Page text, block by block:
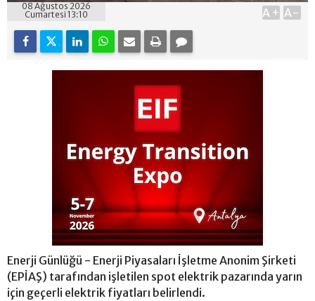
08 Ağustos 2026
Cumartesi 13:10
A+ A-
Enerji Günlüğü - Enerji Piyasaları İşletme Anonim Şirketi
(EPİAŞ) tarafından işletilen spot elektrik pazarında yarın
için geçerli elektrik fiyatları belirlendi.